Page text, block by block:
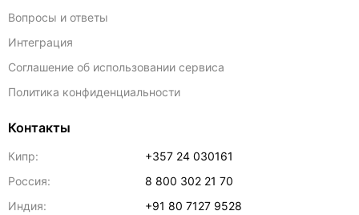
Вопросы и ответы
Интеграция
Соглашение об использовании сервиса
Политика конфиденциальности
Контакты
Кипр:
+357 24 030161
Россия:
8 800 302 21 70
Индия:
+91 80 7127 9528